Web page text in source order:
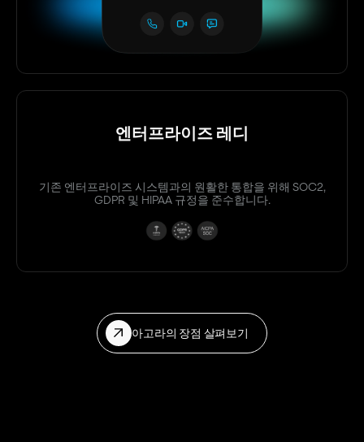
엔터프라이즈 레디
기존 엔터프라이즈 시스템과의 원활한 통합을 위해 SOC2,
GDPR 및 HIPAA 규정을 준수합니다.
아고라의 장점 살펴보기